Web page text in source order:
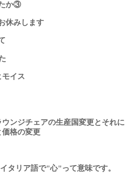
か③
休みします
モイス
ウンジチェアの生産国変更とそれに
価格の変更
タリア語で"心"って意味です。